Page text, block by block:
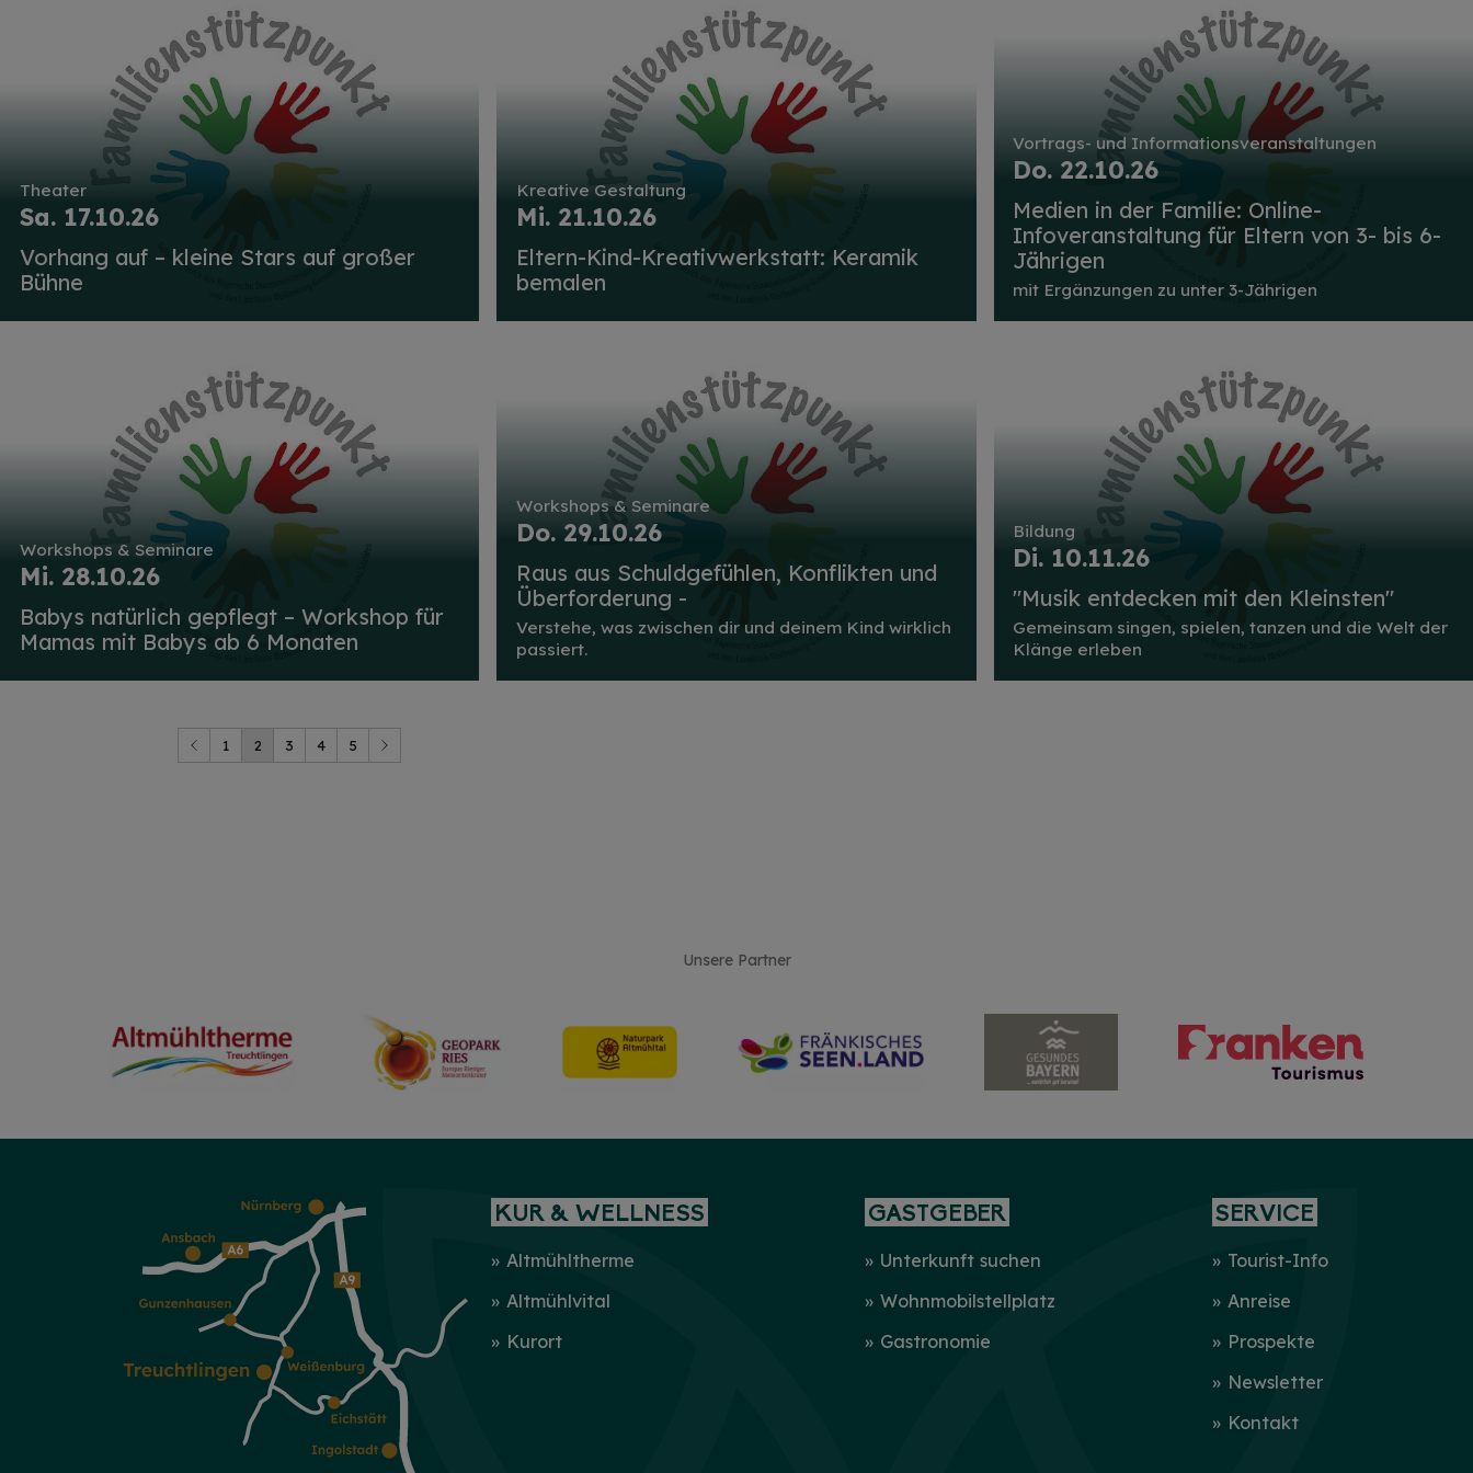
Theater
Sa. 17.10.26
Vorhang auf – kleine Stars auf großer
Bühne
Kreative Gestaltung
Mi. 21.10.26
Eltern-Kind-Kreativwerkstatt: Keramik
bemalen
Vortrags- und Informationsveranstaltungen
Do. 22.10.26
Medien in der Familie: Online-
Infoveranstaltung für Eltern von 3- bis 6-
Jährigen
mit Ergänzungen zu unter 3-Jährigen
Workshops & Seminare
Mi. 28.10.26
Babys natürlich gepflegt – Workshop für
Mamas mit Babys ab 6 Monaten
Workshops & Seminare
Do. 29.10.26
Raus aus Schuldgefühlen, Konflikten und
Überforderung -
Verstehe, was zwischen dir und deinem Kind wirklich
passiert.
Bildung
Di. 10.11.26
"Musik entdecken mit den Kleinsten"
Gemeinsam singen, spielen, tanzen und die Welt der
Klänge erleben
1 2 3 4 5
Unsere Partner
KUR & WELLNESS
Altmühltherme
Altmühlvital
Kurort
GASTGEBER
Unterkunft suchen
Wohnmobilstellplatz
Gastronomie
SERVICE
Tourist-Info
Anreise
Prospekte
Newsletter
Kontakt